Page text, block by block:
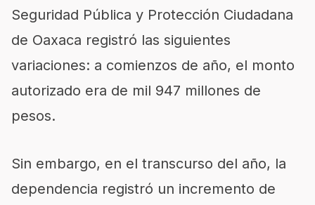
Seguridad Pública y Protección Ciudadana
de Oaxaca registró las siguientes
variaciones: a comienzos de año, el monto
autorizado era de mil 947 millones de
pesos.
Sin embargo, en el transcurso del año, la
dependencia registró un incremento de